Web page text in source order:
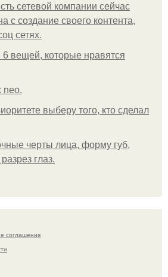
сетевой компании сейчас
с создание своего контента,
сетях.
6 вещей, которые нравятся
neo.
выберу того, кто сделал
черты лица, форму губ,
глаз.
соглашение